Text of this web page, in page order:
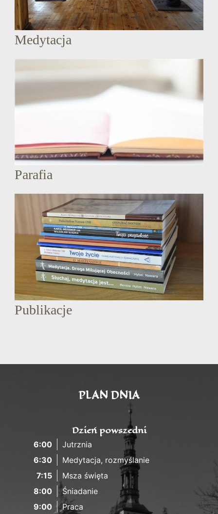
Medytacja
Parafia
Publikacje
PLAN DNIA
Dzień powszedni
6:00
Jutrznia
6:30
Medytacja, rozmyślanie
7:15
Msza święta
8:00
Śniadanie
9:00
Praca